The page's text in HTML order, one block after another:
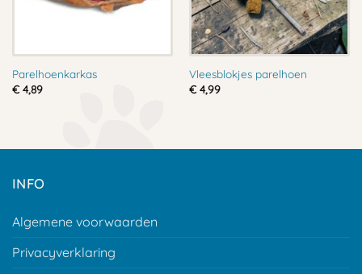
Parelhoenkarkas
€4,89
Vleesblokjes parelhoen
€4,99
INFO
Algemene voorwaarden
Privacyverklaring